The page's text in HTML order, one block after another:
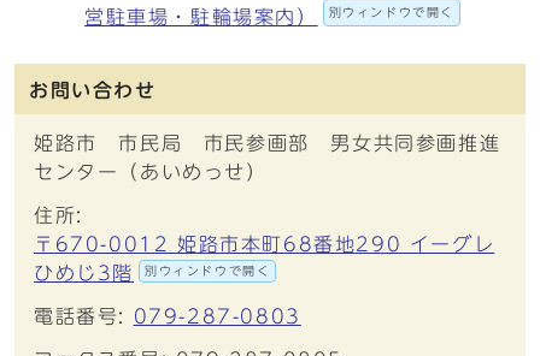
営駐車場・駐輪場案内）
別ウィンドウで開く
お問い合わせ
姫路市 市民局 市民参画部 男女共同参画推進
センター（あいめっせ）
住所:
〒670-0012 姫路市本町68番地290 イーグレ
ひめじ3階
別ウィンドウで開く
電話番号: 079-287-0803